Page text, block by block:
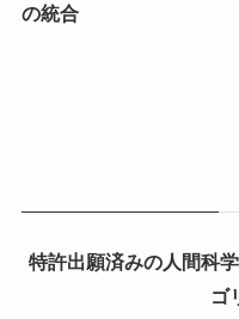
の統合
特許出願済みの人間科
ゴ